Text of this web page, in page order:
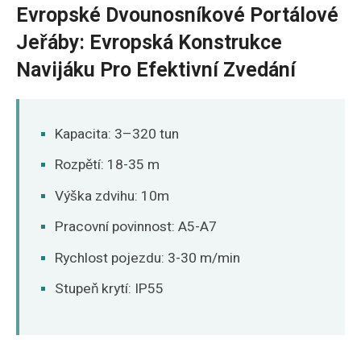
Evropské Dvounosníkové Portálové
Jeřáby: Evropská Konstrukce
Navijáku Pro Efektivní Zvedání
Kapacita: 3–320 tun
Rozpětí: 18-35 m
Výška zdvihu: 10m
Pracovní povinnost: A5-A7
Rychlost pojezdu: 3-30 m/min
Stupeň krytí: IP55
Kiswahili
Dansk
Norsk
O‘zbekcha